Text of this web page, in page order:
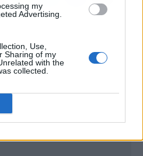
my
Advertising.
Use,
Sharing of my
with the
collected.